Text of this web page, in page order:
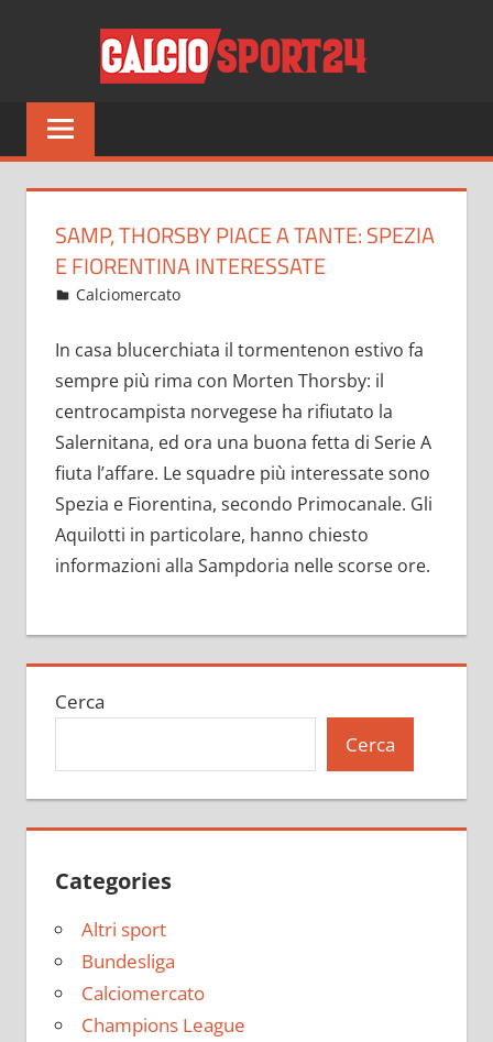
Tutto
sul
del
solo
SAMP, THORSBY PIACE A TANTE: SPEZIA
E FIORENTINA INTERESSATE
Luglio 18, 2022
admin
Calciomercato
In casa blucerchiata il tormentenon estivo fa
sempre più rima con Morten Thorsby: il
centrocampista norvegese ha rifiutato la
Salernitana, ed ora una buona fetta di Serie A
fiuta l’affare. Le squadre più interessate sono
Spezia e Fiorentina, secondo Primocanale. Gli
Aquilotti in particolare, hanno chiesto
informazioni alla Sampdoria nelle scorse ore.
Cerca
Cerca
Categories
Altri sport
Bundesliga
Calciomercato
Champions League